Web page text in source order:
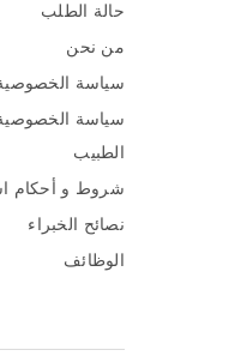
حالة الطلب
من نحن
سياسة
سياسة
الطبيب
شروط و أحكام
نصائح الخبراء
الوظائف